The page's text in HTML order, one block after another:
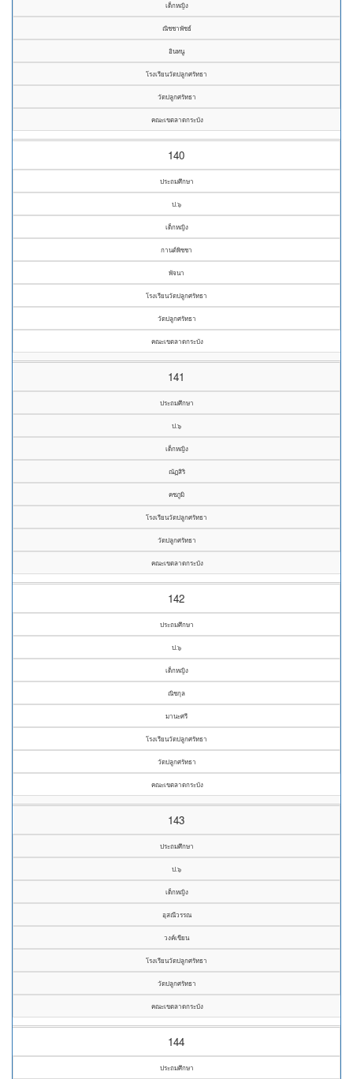
เด็กหญิง
ณิชชาพัชธ์
อินทนู
โรงเรียนวัดปลูกศรัทธา
วัดปลูกศรัทธา
คณะเขตลาดกระบัง
140
ประถมศึกษา
ป.๖
เด็กหญิง
กานต์พิชชา
พัจนา
โรงเรียนวัดปลูกศรัทธา
วัดปลูกศรัทธา
คณะเขตลาดกระบัง
141
ประถมศึกษา
ป.๖
เด็กหญิง
ณัฏสิริ
คชภูมิ
โรงเรียนวัดปลูกศรัทธา
วัดปลูกศรัทธา
คณะเขตลาดกระบัง
142
ประถมศึกษา
ป.๖
เด็กหญิง
ณิชกุล
มานะศรี
โรงเรียนวัดปลูกศรัทธา
วัดปลูกศรัทธา
คณะเขตลาดกระบัง
143
ประถมศึกษา
ป.๖
เด็กหญิง
อุสณีวรรณ
วงค์เขียน
โรงเรียนวัดปลูกศรัทธา
วัดปลูกศรัทธา
คณะเขตลาดกระบัง
144
ประถมศึกษา